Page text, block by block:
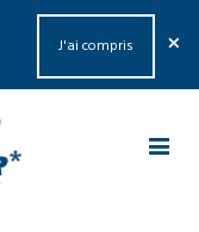
J'ai compris ×